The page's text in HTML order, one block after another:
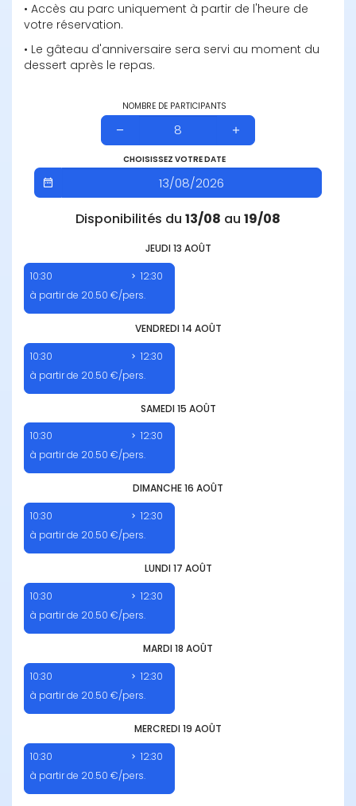
• Accès au parc uniquement à partir de l'heure de
votre réservation.
• Le gâteau d'anniversaire sera servi au moment du
dessert après le repas.
NOMBRE DE PARTICIPANTS
CHOISISSEZ VOTRE DATE
Disponibilités du 13/08 au 19/08
JEUDI 13 AOÛT
10:30
12:30
à partir de 20.50 €/pers.
VENDREDI 14 AOÛT
10:30
12:30
à partir de 20.50 €/pers.
SAMEDI 15 AOÛT
10:30
12:30
à partir de 20.50 €/pers.
DIMANCHE 16 AOÛT
10:30
12:30
à partir de 20.50 €/pers.
LUNDI 17 AOÛT
10:30
12:30
à partir de 20.50 €/pers.
MARDI 18 AOÛT
10:30
12:30
à partir de 20.50 €/pers.
MERCREDI 19 AOÛT
10:30
12:30
à partir de 20.50 €/pers.